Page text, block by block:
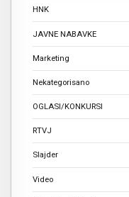
HNK
JAVNE NABAVKE
Marketing
Nekategorisano
OGLASI/KONKURSI
RTVJ
Slajder
Video